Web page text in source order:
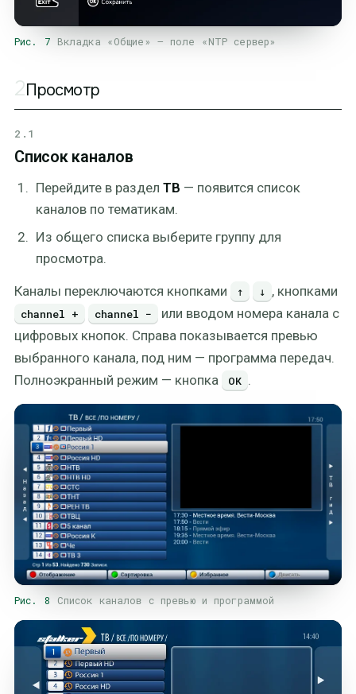
Рис. 7 Вкладка «Общие» — поле «NTP сервер»
2Просмотр
2.1
Список каналов
Перейдите в раздел ТВ — появится список
каналов по тематикам.
Из общего списка выберите группу для
просмотра.
Каналы переключаются кнопками ↑ ↓ , кнопками
channel + channel −
или вводом номера канала с
цифровых кнопок. Справа показывается превью
выбранного канала, под ним — программа передач.
Полноэкранный режим — кнопка
ОК .
Рис. 8 Список каналов с превью и программой